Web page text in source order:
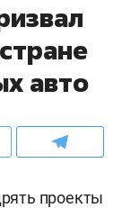
авто
проекты